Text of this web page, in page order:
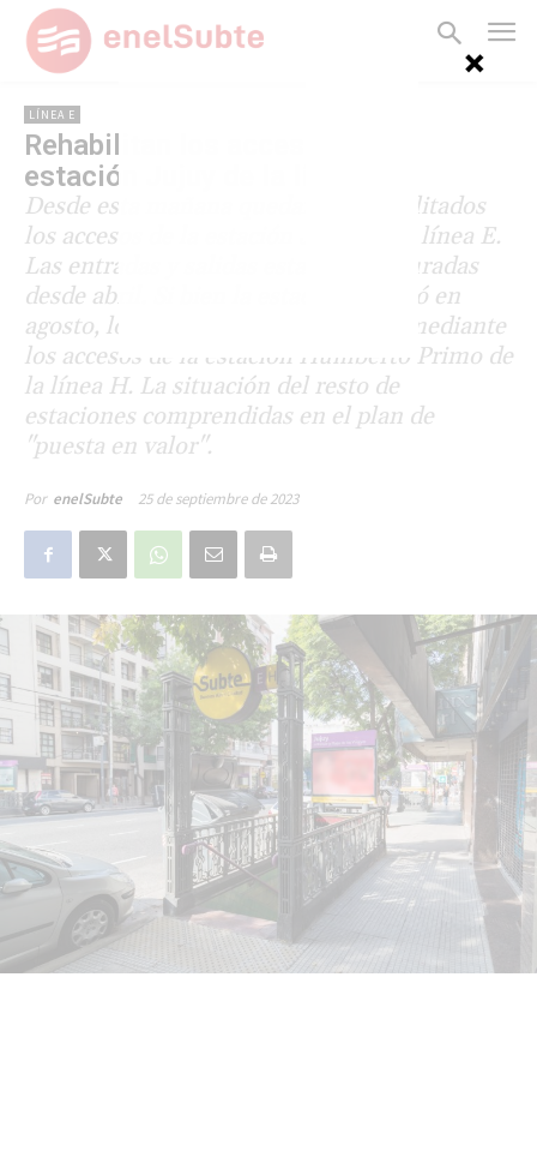
LÍNEA E
Rehabilitan los accesos de la
estación Jujuy de la línea E
Desde esta mañana quedaron rehabilitados
los accesos de la estación Jujuy de la línea E.
Las entradas y salidas estaban clausuradas
desde abril. Si bien la estación reabrió en
agosto, los usuarios debían acceder mediante
los accesos de la estación Humberto Primo de
la línea H. La situación del resto de
estaciones comprendidas en el plan de
"puesta en valor".
Por enelSubte 25 de septiembre de 2023